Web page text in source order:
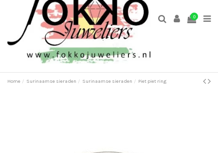
0
Home Surinaamse sieraden Surinaamse sieraden Piet piet ring